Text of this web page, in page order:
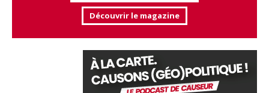
Découvrir le magazine